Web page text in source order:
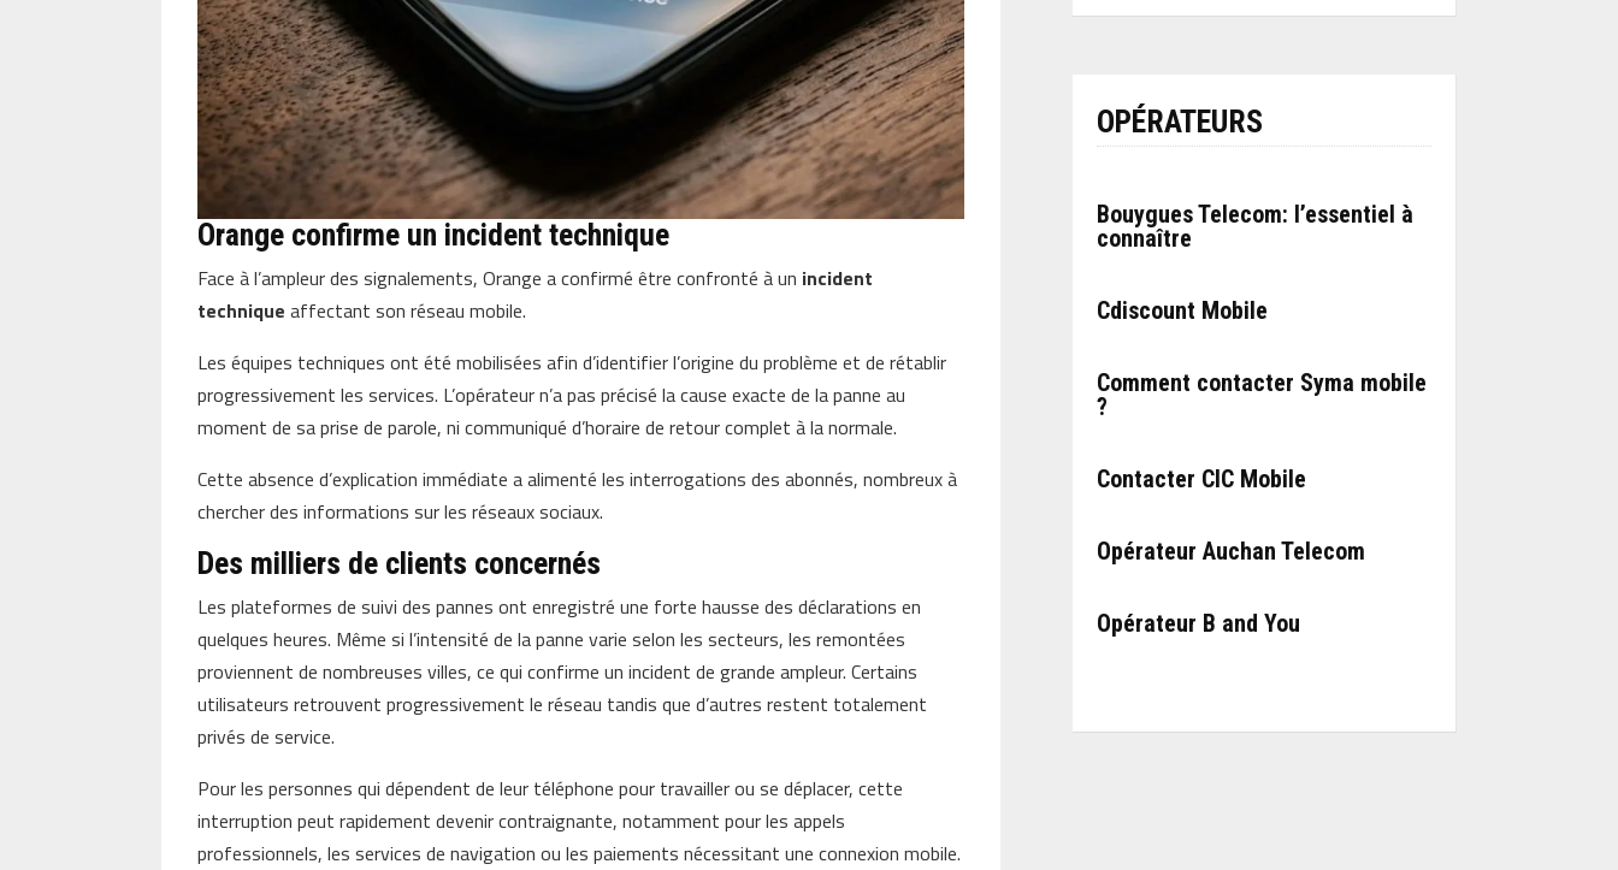
Orange confirme un incident technique
Face à l’ampleur des signalements, Orange a confirmé être confronté à un incident
technique affectant son réseau mobile.
Les équipes techniques ont été mobilisées afin d’identifier l’origine du problème et de rétablir
progressivement les services. L’opérateur n’a pas précisé la cause exacte de la panne au
moment de sa prise de parole, ni communiqué d’horaire de retour complet à la normale.
Cette absence d’explication immédiate a alimenté les interrogations des abonnés, nombreux à
chercher des informations sur les réseaux sociaux.
Des milliers de clients concernés
Les plateformes de suivi des pannes ont enregistré une forte hausse des déclarations en
quelques heures. Même si l’intensité de la panne varie selon les secteurs, les remontées
proviennent de nombreuses villes, ce qui confirme un incident de grande ampleur. Certains
utilisateurs retrouvent progressivement le réseau tandis que d’autres restent totalement
privés de service.
Pour les personnes qui dépendent de leur téléphone pour travailler ou se déplacer, cette
interruption peut rapidement devenir contraignante, notamment pour les appels
professionnels, les services de navigation ou les paiements nécessitant une connexion mobile.
OPÉRATEURS
Bouygues Telecom: l’essentiel à
connaître
Cdiscount Mobile
Comment contacter Syma mobile
?
Contacter CIC Mobile
Opérateur Auchan Telecom
Opérateur B and You